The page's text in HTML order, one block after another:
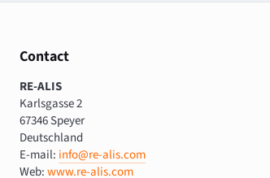
Contact
RE-ALIS
Karlsgasse 2
67346 Speyer
Deutschland
E-mail: info@re-alis.com
Web:www.re-alis.com